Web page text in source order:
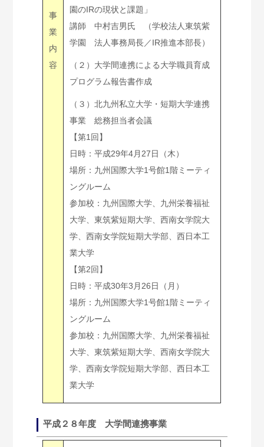
事
業
内
容
園のIRの現状と課題」
講師 中村吉男氏 （学校法人東筑紫
学園 法人事務局長／IR推進本部長）
（２）大学間連携による大学職員育成
プログラム報告書作成
（３）北九州私立大学・短期大学連携
事業 総務担当者会議
【第1回】
日時：平成29年4月27日（木）
場所：九州国際大学1号館1階ミーティ
ングルーム
参加校：九州国際大学、九州栄養福祉
大学、東筑紫短期大学、西南女学院大
学、西南女学院短期大学部、西日本工
業大学
【第2回】
日時：平成30年3月26日（月）
場所：九州国際大学1号館1階ミーティ
ングルーム
参加校：九州国際大学、九州栄養福祉
大学、東筑紫短期大学、西南女学院大
学、西南女学院短期大学部、西日本工
業大学
平成２８年度 大学間連携事業